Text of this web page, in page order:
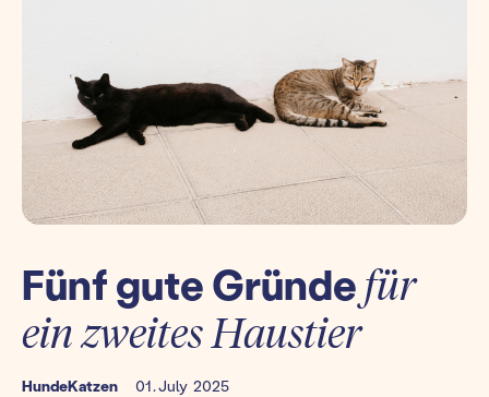
Fünf gute Gründefür
ein zweites Haustier
HundeKatzen 01.July 2025